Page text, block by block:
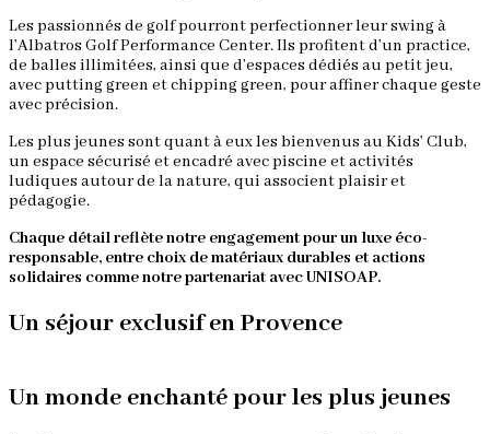
Les passionnés de golf pourront perfectionner leur swing à
l’Albatros Golf Performance Center. Ils profitent d’un practice,
de balles illimitées, ainsi que d’espaces dédiés au petit jeu,
avec putting green et chipping green, pour affiner chaque geste
avec précision.
Les plus jeunes sont quant à eux les bienvenus au Kids’ Club,
un espace sécurisé et encadré avec piscine et activités
ludiques autour de la nature, qui associent plaisir et
pédagogie.
Chaque détail reflète notre engagement pour un luxe éco-
responsable, entre choix de matériaux durables et actions
solidaires comme notre partenariat avec UNISOAP.
Un séjour exclusif en Provence
Un monde enchanté pour les plus jeunes